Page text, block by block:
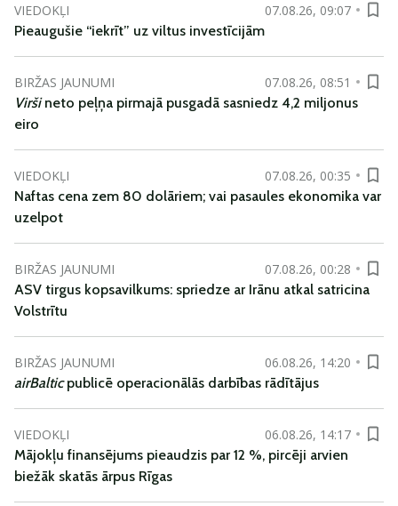
VIEDOKĻI
07.08.26, 09:07
Pieaugušie “iekrīt” uz viltus investīcijām
BIRŽAS JAUNUMI
07.08.26, 08:51
Viršineto peļņa pirmajā pusgadā sasniedz 4,2 miljonus
eiro
VIEDOKĻI
07.08.26, 00:35
Naftas cena zem 80 dolāriem; vai pasaules ekonomika var
uzelpot
BIRŽAS JAUNUMI
07.08.26, 00:28
ASV tirgus kopsavilkums: spriedze ar Irānu atkal satricina
Volstrītu
BIRŽAS JAUNUMI
06.08.26, 14:20
airBalticpublicē operacionālās darbības rādītājus
VIEDOKĻI
06.08.26, 14:17
Mājokļu finansējums pieaudzis par 12 %, pircēji arvien
biežāk skatās ārpus Rīgas